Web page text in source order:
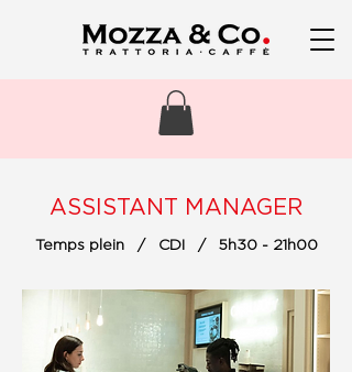
ASSISTANT MANAGER
Temps plein / CDI / 5h30 - 21h00